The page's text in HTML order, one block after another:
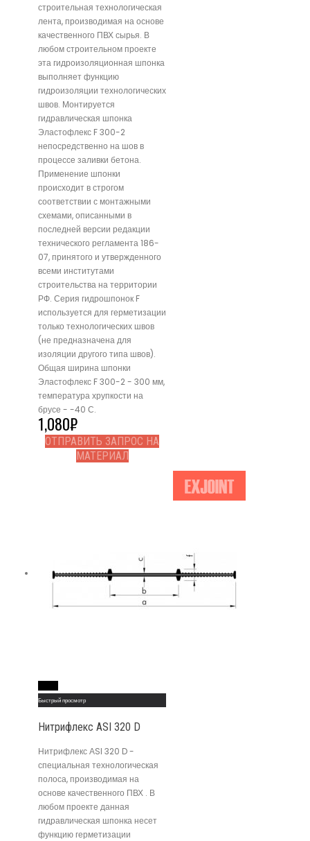
строительная технологическая
лента, производимая на основе
качественного ПВХ сырья. В
любом строительном проекте
эта гидроизоляционная шпонка
выполняет функцию
гидроизоляции технологических
швов. Монтируется
гидравлическая шпонка
Эластофлекс F 300-2
непосредственно на шов в
процессе заливки бетона.
Применение шпонки
происходит в строгом
соответствии с монтажными
схемами, описанными в
последней версии редакции
технического регламента 186-
07, принятого и утвержденного
всеми институтами
строительства на территории
РФ. Серия гидрошпонок F
используется для герметизации
только технологических швов
(не предназначена для
изоляции другого типа швов).
Общая ширина шпонки
Эластофлекс F 300-2 - 300 мм,
температура хрупкости на
брусе - -40 С.
1,080₽
ОТПРАВИТЬ ЗАПРОС НА
МАТЕРИАЛ
Быстрый просмотр
Нитрифлекс АSI 320 D
Нитрифлекс АSI 320 D -
специальная технологическая
полоса, производимая на
основе качественного ПВХ . В
любом проекте данная
гидравлическая шпонка несет
функцию герметизации